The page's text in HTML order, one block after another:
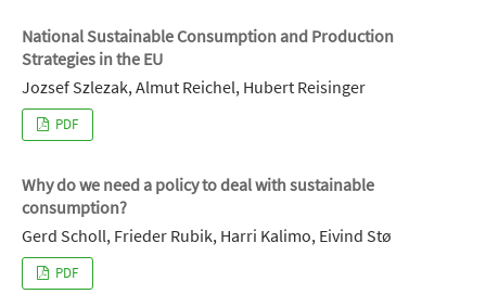
National Sustainable Consumption and Production
Strategies in the EU
Jozsef Szlezak, Almut Reichel, Hubert Reisinger
PDF
Why do we need a policy to deal with sustainable
consumption?
Gerd Scholl, Frieder Rubik, Harri Kalimo, Eivind Stø
PDF